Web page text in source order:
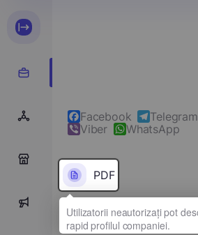
Facebook Telegram
Viber
WhatsApp
PDF
Denumirea completă